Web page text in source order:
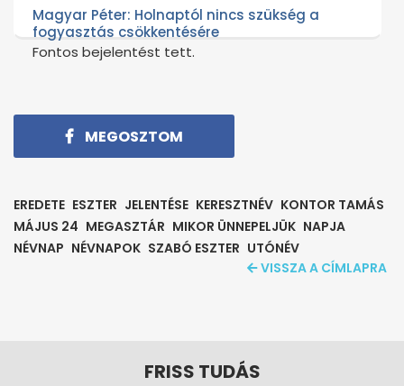
Magyar Péter: Holnaptól nincs szükség a
fogyasztás csökkentésére
Fontos bejelentést tett.
MEGOSZTOM
EREDETE ESZTER JELENTÉSE KERESZTNÉV KONTOR TAMÁS
MÁJUS 24 MEGASZTÁR MIKOR ÜNNEPELJÜK NAPJA
NÉVNAP NÉVNAPOK SZABÓ ESZTER UTÓNÉV
VISSZA A CÍMLAPRA
FRISS TUDÁS